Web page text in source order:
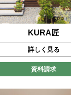
KURA匠
詳しく見る
資料請求